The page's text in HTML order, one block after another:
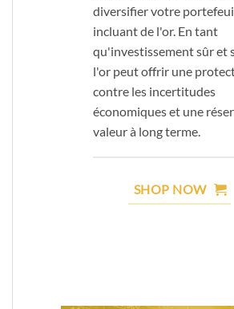
diversifier votre
incluant de l'or. En tant
qu'investissement sûr et
l'or peut offrir une
contre les incertitudes
économiques et une
valeur à long terme.
SHOP NOW